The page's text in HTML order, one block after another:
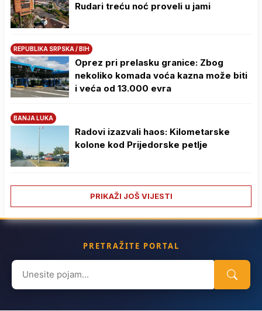
Rudari treću noć proveli u jami
REPUBLIKA SRPSKA / BIH
Oprez pri prelasku granice: Zbog
nekoliko komada voća kazna može biti
i veća od 13.000 evra
BANJA LUKA
Radovi izazvali haos: Kilometarske
kolone kod Prijedorske petlje
PRIKAŽI JOŠ VIJESTI
PRETRAŽITE PORTAL
Search
for: